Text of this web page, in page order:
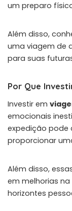
um preparo
Além disso,
uma viagem de
para suas
Por Que
Investir em
emocionais
expedição pode
proporcionar
Além disso,
em melhorias
horizontes